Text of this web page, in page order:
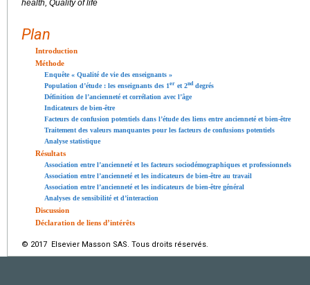
health, Quality of life
Plan
Introduction
Méthode
Enquête « Qualité de vie des enseignants »
Population d’étude : les enseignants des 1er et 2nddegrés
Définition de l’ancienneté et corrélation avec l’âge
Indicateurs de bien-être
Facteurs de confusion potentiels dans l’étude des liens entre ancienneté et bien-être
Traitement des valeurs manquantes pour les facteurs de confusions potentiels
Analyse statistique
Résultats
Association entre l’ancienneté et les facteurs sociodémographiques et professionnels
Association entre l’ancienneté et les indicateurs de bien-être au travail
Association entre l’ancienneté et les indicateurs de bien-être général
Analyses de sensibilité et d’interaction
Discussion
Déclaration de liens d’intérêts
© 2017 Elsevier Masson SAS. Tous droits réservés.